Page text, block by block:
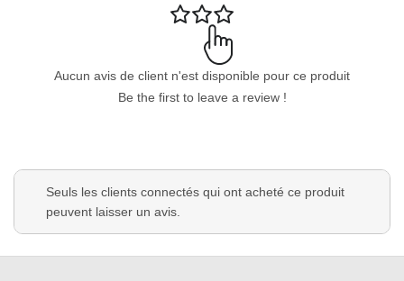
Aucun avis de client n'est disponible pour ce produit
Be the first to leave a review !
Seuls les clients connectés qui ont acheté ce produit
peuvent laisser un avis.